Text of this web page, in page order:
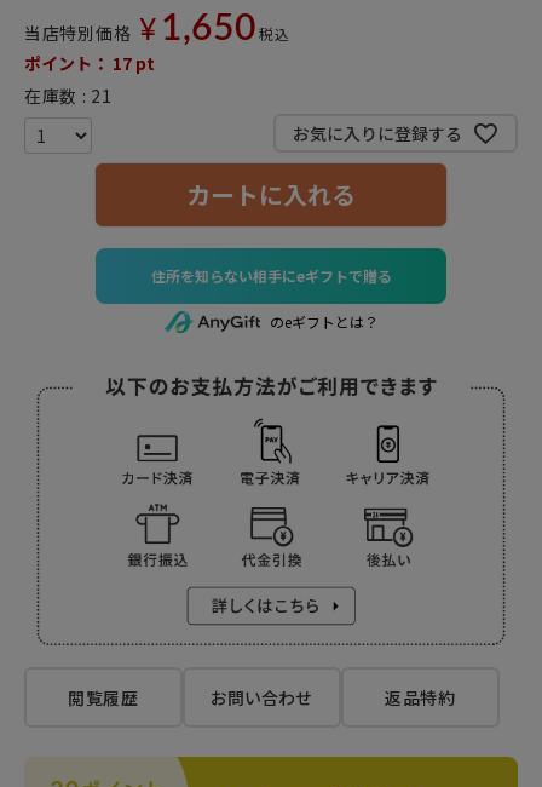
当店特別価格 ¥ 1,650 税込
ポイント： 17 pt
在庫数
21
お気に入りに登録する
カートに入れる
住所を知らない相手にeギフトで贈る
のeギフトとは？
閲覧履歴 お問い合わせ 返品特約